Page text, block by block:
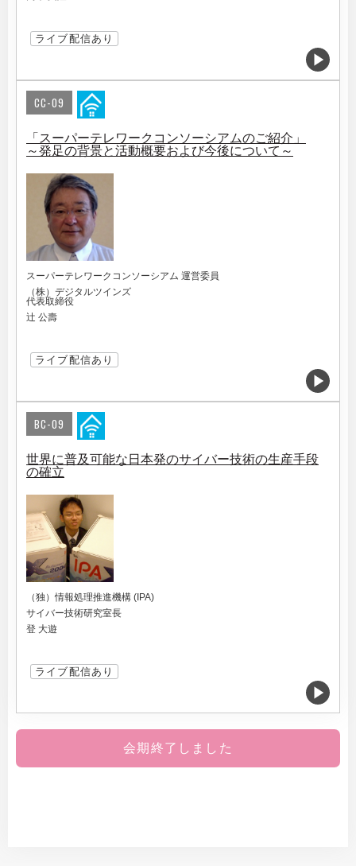
ライブ配信あり
CC-09
「スーパーテレワークコンソーシアムのご紹介」
～発足の背景と活動概要および今後について～
スーパーテレワークコンソーシアム 運営委員
（株）デジタルツインズ
代表取締役
辻 公壽
ライブ配信あり
BC-09
世界に普及可能な日本発のサイバー技術の生産手段
の確立
（独）情報処理推進機構 (IPA)
サイバー技術研究室長
登 大遊
ライブ配信あり
会期終了しました